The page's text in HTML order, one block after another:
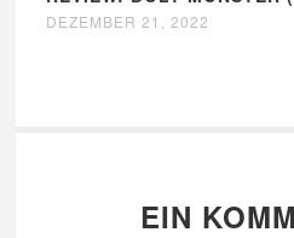
DEZEMBER 21, 2022
EIN